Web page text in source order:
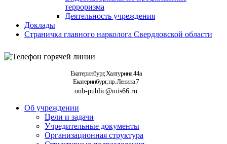
терроризма
Деятельность учреждения
Доклады
Страничка главного нарколога Свердловской области
Екатеринбург, Халтурина 44а
Екатеринбург, пр. Ленина 7
onb-public@mis66.ru
Об учреждении
Цели и задачи
Учредительные документы
Организационная структура